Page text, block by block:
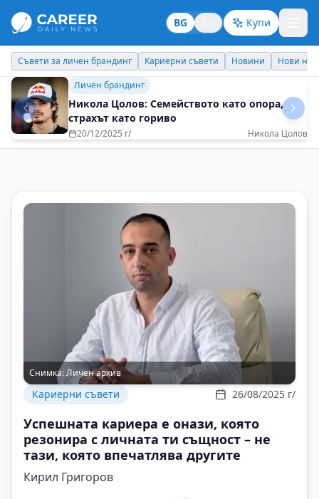
BG Купи
Кариерни съвети Новини Нови назначения Днес празнува
Идеи отвъд границите
Пътуванията ме правят по-гъвкава и по-
отворена към новото
01/09/2025 г/ Полина Тоскова
Снимка:Личен архив
Кариерни съвети 26/08/2025 г/
Успешната кариера е онази, която
резонира с личната ти същност – не
тази, която впечатлява другите
Кирил Григоров